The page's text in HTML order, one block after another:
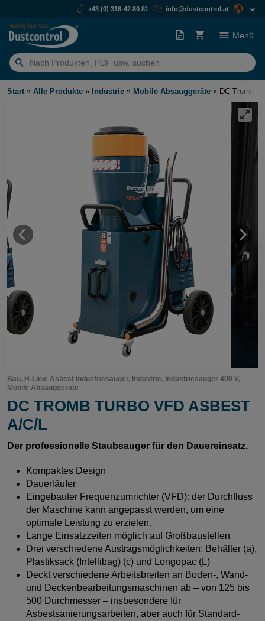
+43 (0) 316-42 80 81 info@dustcontrol.at
Suchen
nach:
Menü
Start » Alle Produkte » Industrie » Mobile Absauggeräte » DC Tromb
Bau, H-Linie Asbest Industriesauger, Industrie, Industriesauger 400 V,
Mobile Absauggeräte
DC TROMB TURBO VFD ASBEST
A/C/L
Der professionelle Staubsauger für den Dauereinsatz.
Kompaktes Design
Dauerläufer
Eingebauter Frequenzumrichter (VFD): der Durchfluss
der Maschine kann angepasst werden, um eine
optimale Leistung zu erzielen.
Lange Einsatzzeiten möglich auf Großbaustellen
Drei verschiedene Austragsmöglichkeiten: Behälter (a),
Plastiksack (Intellibag) (c) und Longopac (L)
Deckt verschiedene Arbeitsbreiten an Boden-, Wand-
und Deckenbearbeitungsmaschinen ab – von 125 bis
500 Durchmesser – insbesondere für
Asbestsanierungsarbeiten, aber auch für Standard-